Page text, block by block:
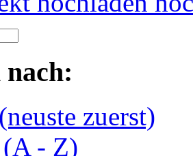
zuerst)
- Z)